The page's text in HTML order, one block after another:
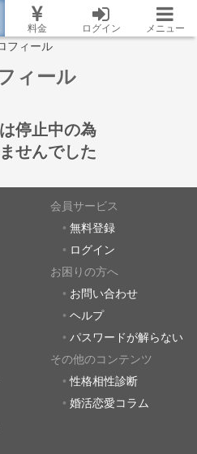
料金 ログイン メニュー
フィール
ィール
停止中の為
せんでした
会員サービス
無料登録
ログイン
お困りの方へ
お問い合わせ
ヘルプ
パスワードが解らない
その他のコンテンツ
性格相性診断
婚活恋愛コラム